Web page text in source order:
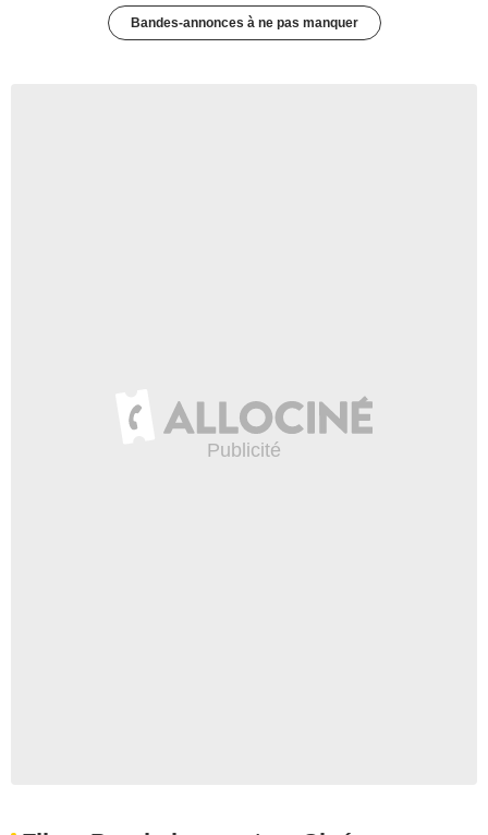
Bandes-annonces à ne pas manquer